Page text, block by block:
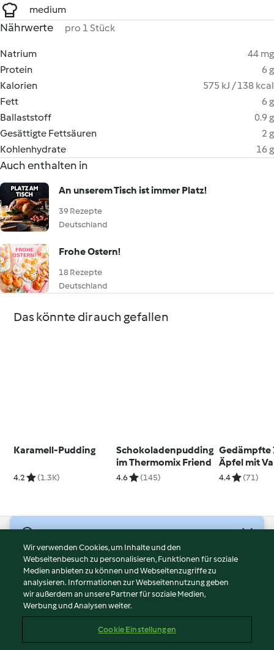
medium
Nährwerte pro 1 Stück
Natrium
44 mg
Protein
6 g
Kalorien
575 kJ / 138 kcal
Fett
6 g
Ballaststoff
0.9 g
Gesättigte Fettsäuren
2 g
Kohlenhydrate
16 g
Auch enthalten in
An unserem Tisch ist immer Platz!
39 Rezepte
Deutschland
Frohe Ostern!
18 Rezepte
Deutschland
Das könnte dir auch gefallen
Karamell-Pudding
4.2 (1.3K)
Schokoladenpudding
im Thermomix Friend
4.6 (145)
Gedämpfte
Äpfel mit
Sabayon
4.4 (71)
Nutzungsbedingungen
Datenschutzrichtlinien
Disclaimer
Impressum
Inhalt melden
Wir verwenden Cookies, um Inhalte und den
Webseitenbesuch zu personalisieren, Funktionen für soziale
Medien anbieten zu können und Webseitenzugriffe zu
analysieren. Informationen zur Webseitennutzung geben
wir außerdem an unsere Partner für soziale Medien,
Werbung und Analysen weiter.
Cookie Einstellungen